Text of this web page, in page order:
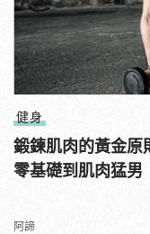
健身
鍛鍊肌肉的黃金原
零基礎到肌肉猛男
阿諦